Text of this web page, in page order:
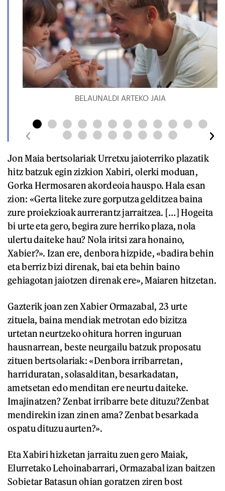
BELAUNALDI ARTEKO JAIA
Jon Maia bertsolariak Urretxu jaioterriko plazatik
hitz batzuk egin zizkion Xabiri, olerki moduan,
Gorka Hermosaren akordeoia hauspo. Hala esan
zion: «Gerta liteke zure gorputza gelditzea baina
zure proiekzioak aurrerantz jarraitzea. […] Hogeita
bi urte eta gero, begira zure herriko plaza, nola
ulertu daiteke hau? Nola iritsi zara honaino,
Xabier?». Izan ere, denbora hizpide, «badira behin
eta berriz bizi direnak, bai eta behin baino
gehiagotan jaiotzen direnak ere», Maiaren hitzetan.
Gazterik joan zen Xabier Ormazabal, 23 urte
zituela, baina mendiak metrotan edo bizitza
urtetan neurtzeko ohitura horren inguruan
hausnarrean, beste neurgailu batzuk proposatu
zituen bertsolariak: «Denbora irribarretan,
harriduratan, solasalditan, besarkadatan,
ametsetan edo menditan ere neurtu daiteke.
Imajinatzen? Zenbat irribarre bete dituzu?Zenbat
mendirekin izan zinen ama? Zenbat besarkada
ospatu dituzu aurten?».
Eta Xabiri hizketan jarraitu zuen gero Maiak,
Elurretako Lehoinabarrari, Ormazabal izan baitzen
Sobietar Batasun ohian goratzen ziren bost